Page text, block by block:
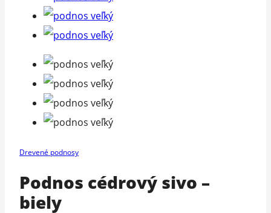
Drevené podnosy
Podnos cédrový sivo –
biely